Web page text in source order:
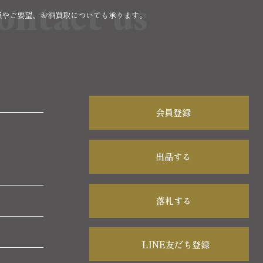
us
ご要望、お酒買取についても承ります。
会員登録
出品する
落札する
LINE友だち登録